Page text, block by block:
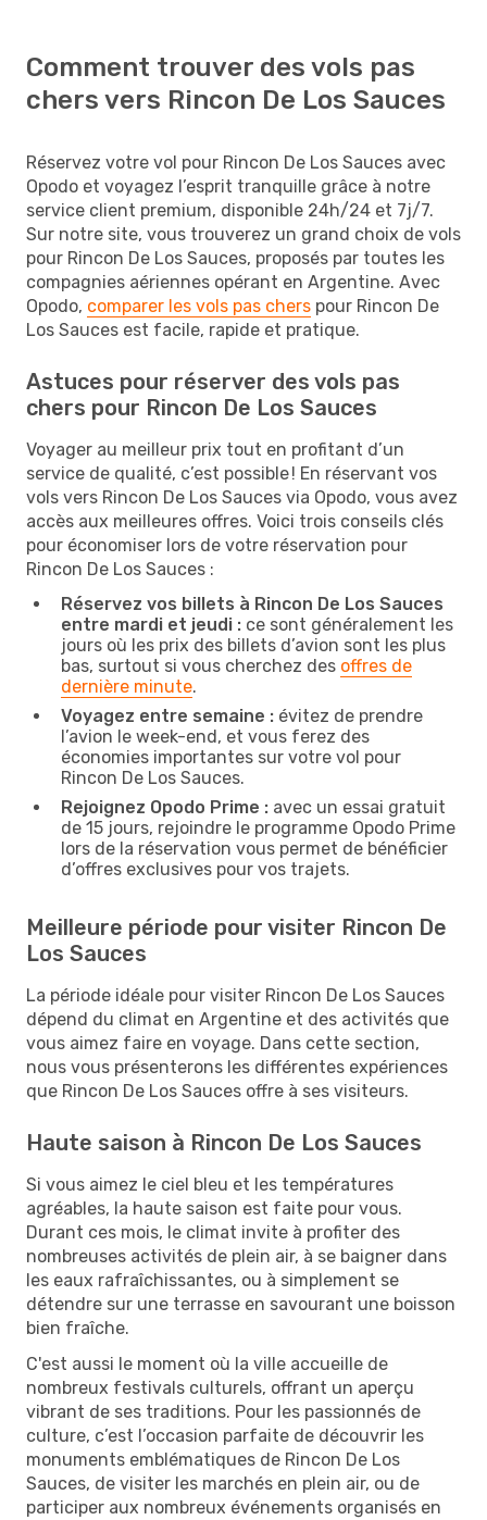
Comment trouver des vols pas
chers vers Rincon De Los Sauces
Réservez votre vol pour Rincon De Los Sauces avec
Opodo et voyagez l’esprit tranquille grâce à notre
service client premium, disponible 24h/24 et 7j/7.
Sur notre site, vous trouverez un grand choix de vols
pour Rincon De Los Sauces, proposés par toutes les
compagnies aériennes opérant en Argentine. Avec
Opodo, comparer les vols pas chers pour Rincon De
Los Sauces est facile, rapide et pratique.
Astuces pour réserver des vols pas
chers pour Rincon De Los Sauces
Voyager au meilleur prix tout en profitant d’un
service de qualité, c’est possible ! En réservant vos
vols vers Rincon De Los Sauces via Opodo, vous avez
accès aux meilleures offres. Voici trois conseils clés
pour économiser lors de votre réservation pour
Rincon De Los Sauces :
Réservez vos billets à Rincon De Los Sauces
entre mardi et jeudi : ce sont généralement les
jours où les prix des billets d’avion sont les plus
bas, surtout si vous cherchez des offres de
dernière minute.
Voyagez entre semaine : évitez de prendre
l’avion le week-end, et vous ferez des
économies importantes sur votre vol pour
Rincon De Los Sauces.
Rejoignez Opodo Prime : avec un essai gratuit
de 15 jours, rejoindre le programme Opodo Prime
lors de la réservation vous permet de bénéficier
d’offres exclusives pour vos trajets.
Meilleure période pour visiter Rincon De
Los Sauces
La période idéale pour visiter Rincon De Los Sauces
dépend du climat en Argentine et des activités que
vous aimez faire en voyage. Dans cette section,
nous vous présenterons les différentes expériences
que Rincon De Los Sauces offre à ses visiteurs.
Haute saison à Rincon De Los Sauces
Si vous aimez le ciel bleu et les températures
agréables, la haute saison est faite pour vous.
Durant ces mois, le climat invite à profiter des
nombreuses activités de plein air, à se baigner dans
les eaux rafraîchissantes, ou à simplement se
détendre sur une terrasse en savourant une boisson
bien fraîche.
C'est aussi le moment où la ville accueille de
nombreux festivals culturels, offrant un aperçu
vibrant de ses traditions. Pour les passionnés de
culture, c’est l’occasion parfaite de découvrir les
monuments emblématiques de Rincon De Los
Sauces, de visiter les marchés en plein air, ou de
participer aux nombreux événements organisés en